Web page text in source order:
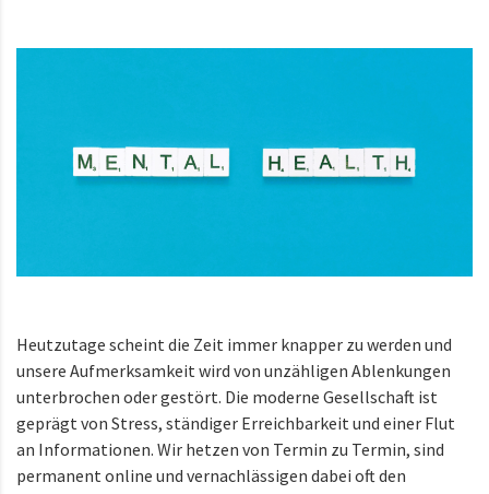
Heutzutage scheint die Zeit immer knapper zu werden und
unsere Aufmerksamkeit wird von unzähligen Ablenkungen
unterbrochen oder gestört. Die moderne Gesellschaft ist
geprägt von Stress, ständiger Erreichbarkeit und einer Flut
an Informationen. Wir hetzen von Termin zu Termin, sind
permanent online und vernachlässigen dabei oft den